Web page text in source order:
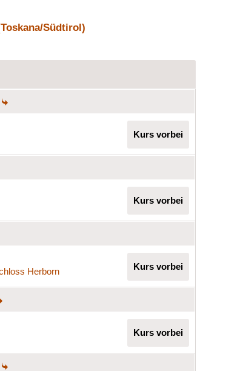
Südtirol)
Kurs vorbei
Kurs vorbei
Herborn Kurs vorbei
Kurs vorbei